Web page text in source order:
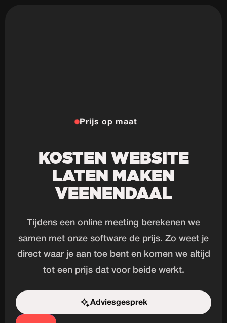
Prijs op maat
KOSTEN WEBSITE
LATEN MAKEN
VEENENDAAL
Tijdens een online meeting berekenen we
samen met onze software de prijs. Zo weet je
direct waar je aan toe bent en komen we altijd
tot een prijs dat voor beide werkt.
Adviesgesprek
Start de uitdaging